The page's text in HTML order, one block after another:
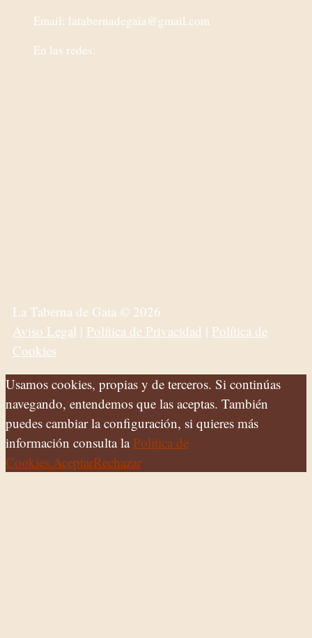
Email: latabernadegaia@gmail.com
En las redes:
La Taberna de Gaia © 2026
Aviso Legal | Política de Privacidad | Política de
Cookies
Usamos cookies, propias y de terceros. Si continúas
navegando, entendemos que las aceptas. También
puedes cambiar la configuración, si quieres más
información consulta la Política de
Cookies.AceptarRechazar